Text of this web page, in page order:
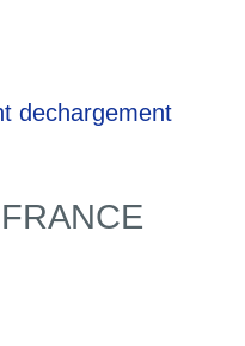
dechargement